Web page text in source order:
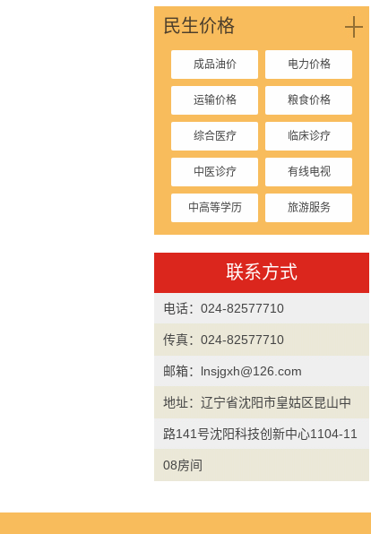
民生价格
成品油价 电力价格
运输价格 粮食价格
综合医疗 临床诊疗
中医诊疗 有线电视
中高等学历 旅游服务
联系方式
电话：024-82577710
传真：024-82577710
邮箱：lnsjgxh@126.com
地址：辽宁省沈阳市皇姑区昆山中
路141号沈阳科技创新中心1104-11
08房间